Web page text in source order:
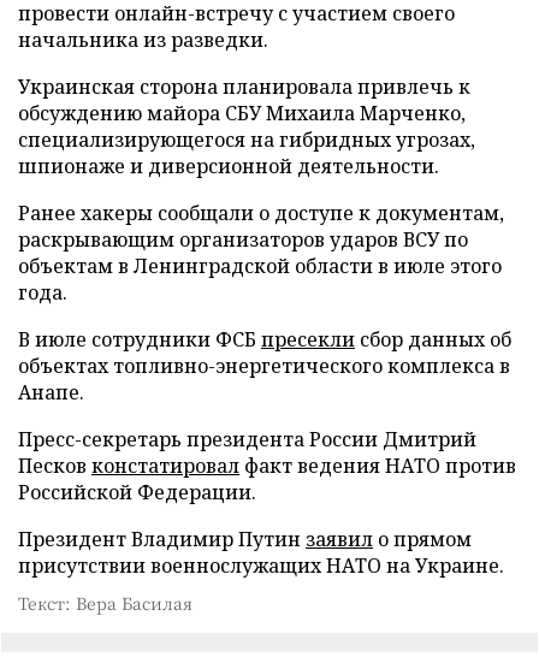
провести онлайн-встречу с участием своего
начальника из разведки.
Украинская сторона планировала привлечь к
обсуждению майора СБУ Михаила Марченко,
специализирующегося на гибридных угрозах,
шпионаже и диверсионной деятельности.
Ранее хакеры сообщали о доступе к документам,
раскрывающим организаторов ударов ВСУ по
объектам в Ленинградской области в июле этого
года.
В июле сотрудники ФСБ пресекли сбор данных об
объектах топливно-энергетического комплекса в
Анапе.
Пресс-секретарь президента России Дмитрий
Песков констатировал факт ведения НАТО против
Российской Федерации.
Президент Владимир Путин заявил о прямом
присутствии военнослужащих НАТО на Украине.
Текст: Вера Басилая